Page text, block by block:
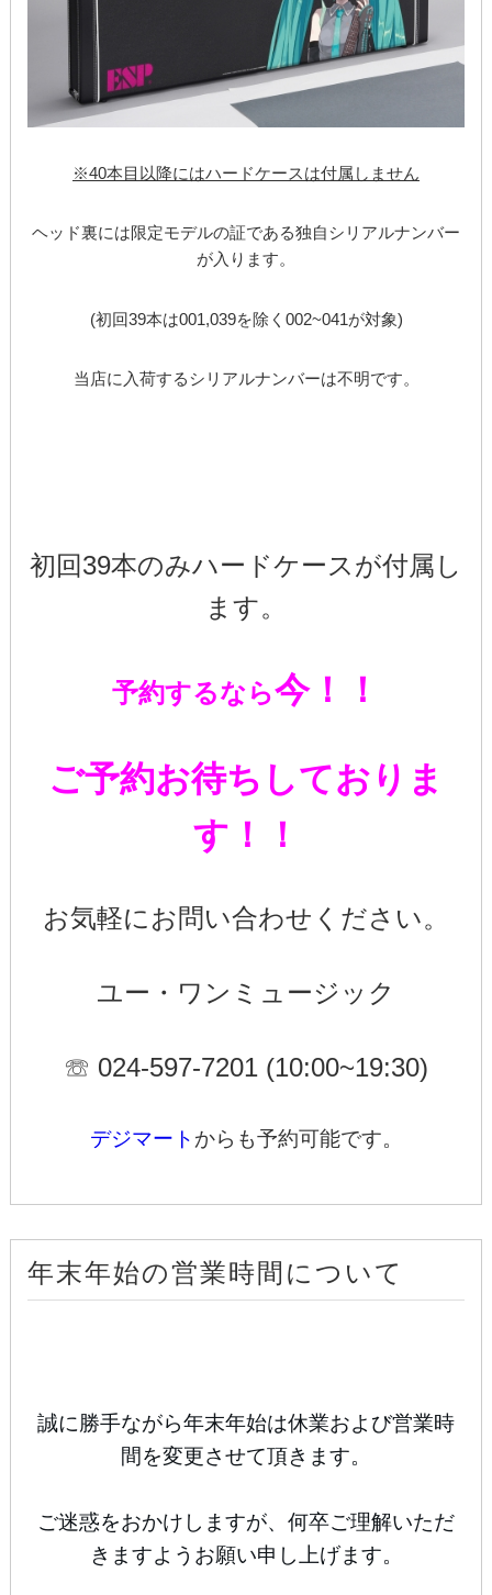
※40本目以降にはハードケースは付属しません
ヘッド裏には限定モデルの証である独自シリアルナンバー
が入ります。
(初回39本は001,039を除く002~041が対象)
当店に入荷するシリアルナンバーは不明です。
初回39本のみハードケースが付属し
ます。
予約するなら今！！
ご予約お待ちしておりま
す！！
お気軽にお問い合わせください。
ユー・ワンミュージック
☏ 024-597-7201 (10:00~19:30)
デジマート からも予約可能です。
年末年始の営業時間について
誠に勝手ながら年末年始は休業および営業時
間を変更させて頂きます。
ご迷惑をおかけしますが、何卒ご理解いただ
きますようお願い申し上げます。